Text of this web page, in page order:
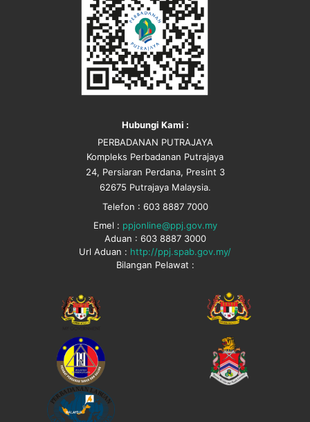
Hubungi Kami :
PERBADANAN PUTRAJAYA
Kompleks Perbadanan Putrajaya
24, Persiaran Perdana, Presint 3
62675 Putrajaya Malaysia.
Telefon : 603 8887 7000
Emel : ppjonline@ppj.gov.my
Aduan : 603 8887 3000
Url Aduan : http://ppj.spab.gov.my/
Bilangan Pelawat :